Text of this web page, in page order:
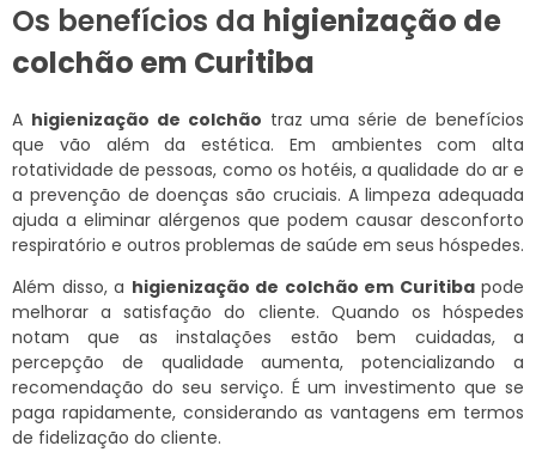
Os benefícios da higienização de
colchão em Curitiba
A higienização de colchão traz uma série de benefícios
que vão além da estética. Em ambientes com alta
rotatividade de pessoas, como os hotéis, a qualidade do ar e
a prevenção de doenças são cruciais. A limpeza adequada
ajuda a eliminar alérgenos que podem causar desconforto
respiratório e outros problemas de saúde em seus hóspedes.
Além disso, a higienização de colchão em Curitibapode
melhorar a satisfação do cliente. Quando os hóspedes
notam que as instalações estão bem cuidadas, a
percepção de qualidade aumenta, potencializando a
recomendação do seu serviço. É um investimento que se
paga rapidamente, considerando as vantagens em termos
de fidelização do cliente.